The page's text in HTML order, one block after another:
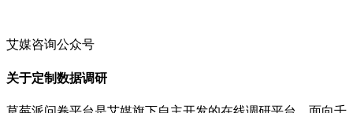
艾媒咨询公众号
关于定制数据调研